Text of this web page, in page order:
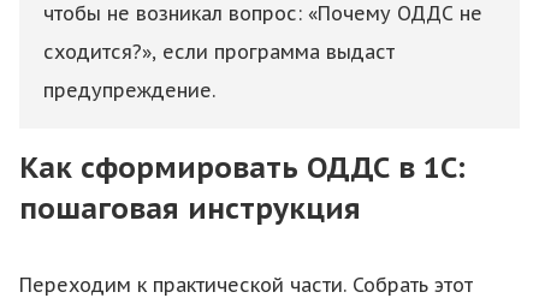
чтобы не возникал вопрос: «Почему ОДДС не
сходится?», если программа выдаст
предупреждение.
Как сформировать ОДДС в 1С:
пошаговая инструкция
Переходим к практической части. Собрать этот